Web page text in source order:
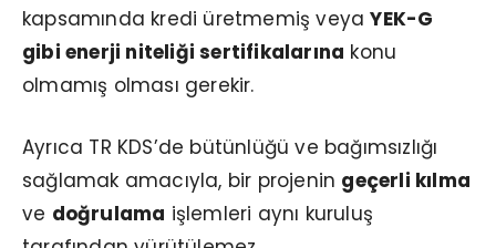
kapsamında kredi üretmemiş veyaYEK-G
gibi enerji niteliği sertifikalarına konu
olmamış olması gerekir.
Ayrıca TR KDS’de bütünlüğü ve bağımsızlığı
sağlamak amacıyla, bir projenin geçerli kılma
ve doğrulama işlemleri aynı kuruluş